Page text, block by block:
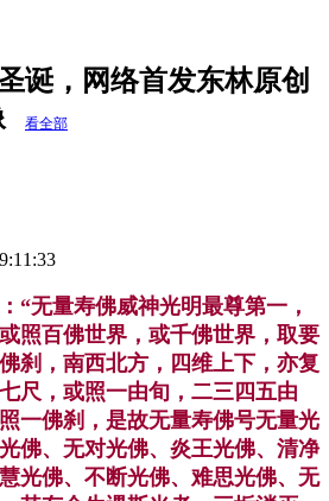
诞，网络首发东林原创
看全部
“无量寿佛威神光明最尊第一，
照百佛世界，或千佛世界，取要
刹，南西北方，四维上下，亦复
尺，或照一由旬，二三四五由
一佛刹，是故无量寿佛号无量光
佛、无对光佛、炎王光佛、清净
光佛、不断光佛、难思光佛、无